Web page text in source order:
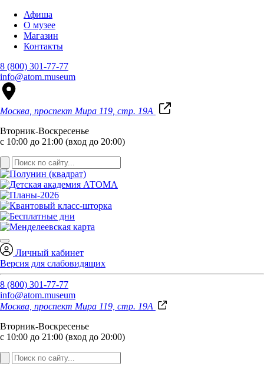
Афиша
О музее
Магазин
Контакты
8 (800) 301-77-77
info@atom.museum
Москва, проспект Мира 119, стр. 19А
Вторник-Воскресенье
с 10:00 до 21:00 (вход до 20:00)
Личный кабинет
Версия для слабовидящих
8 (800) 301-77-77
info@atom.museum
Москва, проспект Мира 119, стр. 19А
Вторник-Воскресенье
с 10:00 до 21:00 (вход до 20:00)